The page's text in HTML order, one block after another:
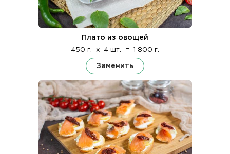
Плато из овощей
450 г. x 4 шт. = 1 800 г.
Заменить